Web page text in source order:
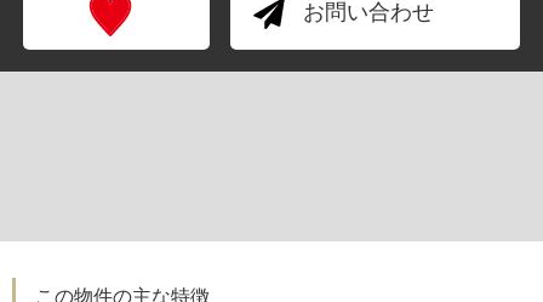
お問い合わせ
この物件の主な特徴